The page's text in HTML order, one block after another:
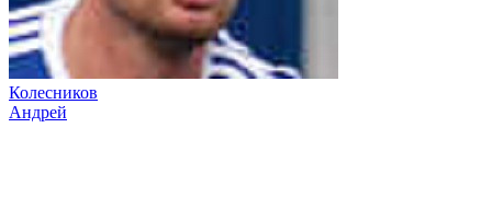
Колесников
Андрей